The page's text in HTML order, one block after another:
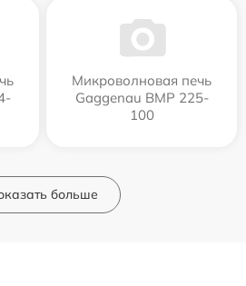
Микроволновая печь
Gaggenau BMP 225-
100
больше